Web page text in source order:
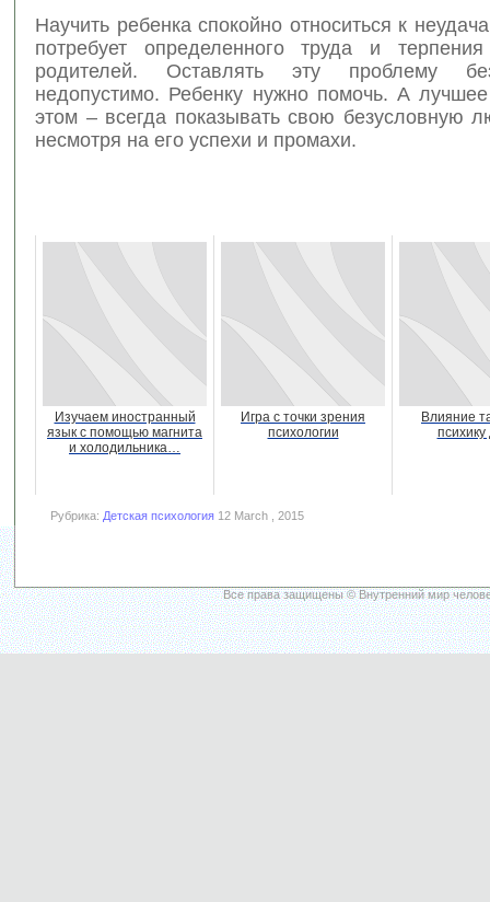
Научить ребенка спокойно относиться к
потребует определенного труда и
родителей. Оставлять эту проблему
недопустимо. Ребенку нужно помочь. А
этом – всегда показывать свою безусловную
несмотря на его успехи и промахи.
Изучаем иностранный
язык с помощью магнита
и холодильника…
Игра с точки зрения
психологии
Влияние
психику
Рубрика: Детская психология 12 March , 2015
Все права защищены © Внутренний мир